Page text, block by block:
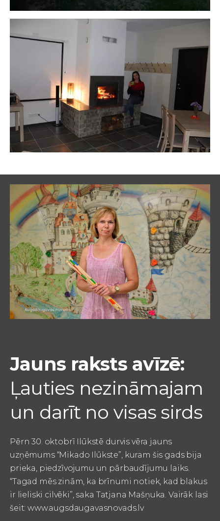
Jauns raksts avīzē:
Ļauties nezināmajam
un darīt no visas sirds
Pērn 30. oktobrī Ilūkstē durvis vēra jauns
uzņēmums “Mikado Ilūkste”, kuram šis gads bija
prieka, piedzīvojumu un pārbaudījumu laiks.
“Tagad mēs zinām, ka brīnumi notiek, kad blakus
ir lieliski cilvēki”, saka Tatjana Mašņuka. Vairāk lasi
šeit:www.augsdaugavasnovads.lv